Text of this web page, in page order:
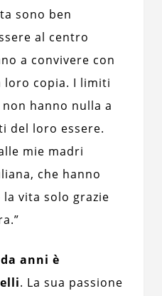
sono ben
al centro
a convivere con
loro copia. I limiti
hanno nulla a
del loro essere.
mie madri
che hanno
vita solo grazie
anni è
. La sua passione